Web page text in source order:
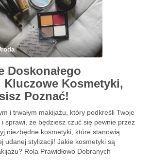
Doskonałego
Kluczowe Kosmetyki,
Poznać!
i trwałym makijażu, który podkreśli Twoje
sprawi, że będziesz czuć się pewnie przez
niezbędne kosmetyki, które stanowią
udanej stylizacji! Jakie kosmetyki są
Rola Prawidłowo Dobranych